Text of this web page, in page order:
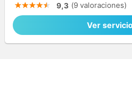
9,3 (9 valoraciones)
Ver